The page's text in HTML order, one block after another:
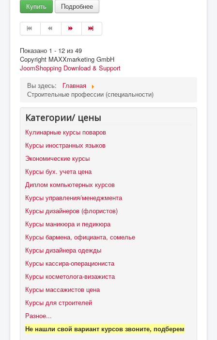
Купить
Подробнее
Показано 1 - 12 из 49
Copyright MAXXmarketing GmbH
JoomShopping Download & Support
Вы здесь:
Главная
Строительные профессии (специальности)
Категории/ цены
Кулинарные курсы поваров
Курсы иностранных языков
Экономические курсы
Курсы бух. учета цена
Диплом компьютерных курсов
Курсы управления/менеджмента
Курсы дизайнеров (флористов)
Курсы маникюра и педикюра
Курсы бармена, официанта, сомелье
Курсы дизайнера одежды
Курсы кассира-операциониста
Курсы косметолога-визажиста
Курсы массажистов цена
Курсы для строителей
Разное...
Не нашли свой вариант курсов звоните, подберем